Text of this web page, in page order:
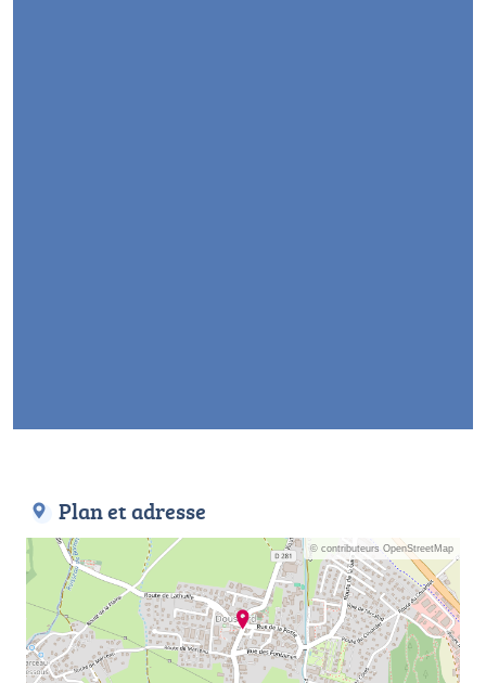
Plan et adresse
© contributeurs OpenStreetMap